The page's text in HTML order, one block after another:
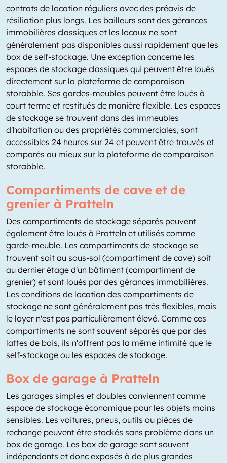
contrats de location réguliers avec des préavis de
résiliation plus longs. Les bailleurs sont des gérances
immobilières classiques et les locaux ne sont
généralement pas disponibles aussi rapidement que les
box de self-stockage. Une exception concerne les
espaces de stockage classiques qui peuvent être loués
directement sur la plateforme de comparaison
storabble. Ses gardes-meubles peuvent être loués à
court terme et restitués de manière flexible. Les espaces
de stockage se trouvent dans des immeubles
d'habitation ou des propriétés commerciales, sont
accessibles 24 heures sur 24 et peuvent être trouvés et
comparés au mieux sur la plateforme de comparaison
storabble.
Compartiments de cave et de
grenier à Pratteln
Des compartiments de stockage séparés peuvent
également être loués à Pratteln et utilisés comme
garde-meuble. Les compartiments de stockage se
trouvent soit au sous-sol (compartiment de cave) soit
au dernier étage d'un bâtiment (compartiment de
grenier) et sont loués par des gérances immobilières.
Les conditions de location des compartiments de
stockage ne sont généralement pas très flexibles, mais
le loyer n'est pas particulièrement élevé. Comme ces
compartiments ne sont souvent séparés que par des
lattes de bois, ils n'offrent pas la même intimité que le
self-stockage ou les espaces de stockage.
Box de garage à Pratteln
Les garages simples et doubles conviennent comme
espace de stockage économique pour les objets moins
sensibles. Les voitures, pneus, outils ou pièces de
rechange peuvent être stockés sans problème dans un
box de garage. Les box de garage sont souvent
indépendants et donc exposés à de plus grandes